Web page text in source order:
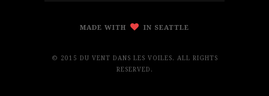
MADE WITH IN SEATTLE
© 2015 DU VENT DANS LES VOILES. ALL RIGHTS
RESERVED.